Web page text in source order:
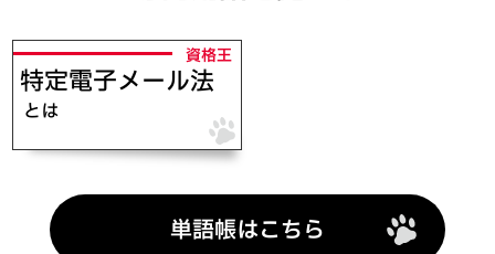
特定電子メール法
単語帳はこちら